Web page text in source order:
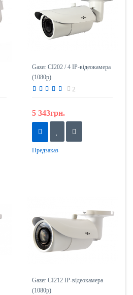
Gazer CI202 / 4 IP-відеокамера
(1080p)
2
5 343грн.
Предзаказ
Gazer CI212 IP-відеокамера
(1080p)